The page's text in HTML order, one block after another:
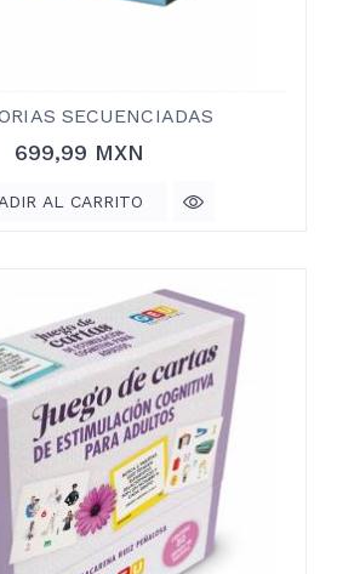
SECUENCIADAS
Precio
699,99 MXN
AL CARRITO